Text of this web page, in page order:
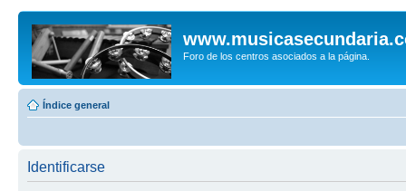
Foro de los centros asociados a la página.
Índice general
Identificarse